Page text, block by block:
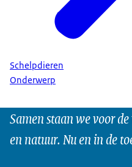
Schelpdieren
Onderwerp
Samen staan we voor
en natuur. Nu en in de